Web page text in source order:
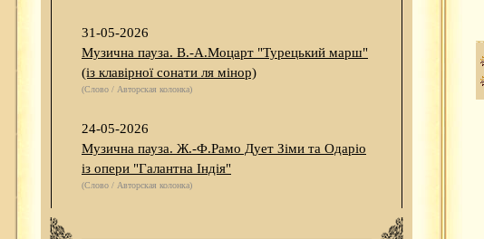
31-05-2026
Музична пауза. В.-А.Моцарт "Турецький марш"
(із клавірної сонати ля мінор)
(Слово / Авторская колонка)
24-05-2026
Музична пауза. Ж.-Ф.Рамо Дует Зіми та Одаріо
із опери "Галантна Індія"
(Слово / Авторская колонка)